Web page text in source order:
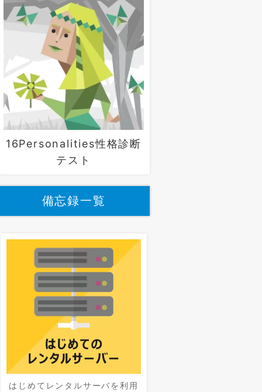
16Personalities性格診断
テスト
備忘録一覧
はじめてレンタルサーバを利用